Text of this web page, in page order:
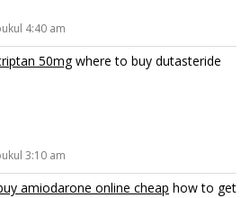
4:40 am
50mgwhere to buy dutasteride
3:10 am
amiodarone online cheap how to get